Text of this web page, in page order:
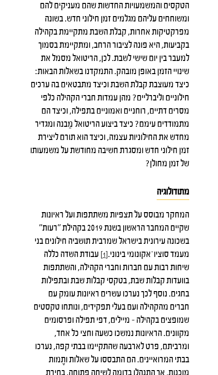
הטקסים והמשמעויות החדשות שהם מעניקים להם
ומשוחחים עליהם מגלמים זמן חילוני חדש. בשונה
מפרקטיקות אחרות, קבלת השבת מתקיימת בקהילה
בקביעות, היא פונה לציבור הרחב, ומתקיימת בסמוך
למעבר בין יום שישי לשבת. לכן, הריטואל מסמל את
שינויי הזמן באופן מובהק. התמקדנו בשאלות הבאות:
כיצד מעוצבת קבלת השבת וכיצד מתבטאים בה ערכים
חילוניים וליברליים? מהן עמדות חברי הקהילה כלפי
מסרים דתיים, רוחניים ואמוניים בתפילה, וכיצד הם
מתמודדים עימם? כיצד ביצוע הריטואל מַבנה ומגדיר
מחדש את החילוניות עצמה, וכיצד הוא תורם ליצירת
זמן חילוני חדש ומסגרת חשיבה מחודשת על משמעותו
של זמן מחולן?
מתודולוגיה
המחקר מבוסס על תצפיות משתתפות ועל ראיונות
שקיים המחבר הראשון בשנת 2019 בקהילת "רעות"
בשכונה עירונית בישראל שמרבית תושביה חילונים בני
מעמד סוציו־אקונומי בינוני.[1]
עבודת השדה כללה
שיחות רבות עם חברות וחברי הקהילה, והשתתפות
בוועדות קבלות שבת, בטקסי קבלות שבת ובתפילות
בחגים. נוסף לכך נערכו עשרים ראיונות עומק עם
חברים מהקהילה ועם בעלי תפקידים, ונותחו טקסטים
שמופצים בקהילה – מיילים, דפי תפילה ופרסומים
מקוונים. הראיונות נמשכו כשעה וחצי כל אחד,
ומרביתם, פרט לארבעה שהתקיימו בבתי קפה, נערכו
בבתי המרואיינים. הם התבססו על שאלות ותֶמות
מוכנות, אך התנהלו בדומה לשיחה פתוחה. בחירת